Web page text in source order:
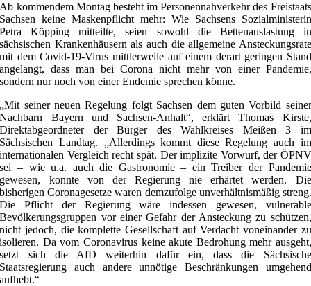
Ab kommendem Montag besteht im Personennahverkehr des Freistaats
Sachsen keine Maskenpflicht mehr: Wie Sachsens Sozialministerin
Petra Köpping mitteilte, seien sowohl die Bettenauslastung in
sächsischen Krankenhäusern als auch die allgemeine Ansteckungsrate
mit dem Covid-19-Virus mittlerweile auf einem derart geringen Stand
angelangt, dass man bei Corona nicht mehr von einer Pandemie,
sondern nur noch von einer Endemie sprechen könne.
„Mit seiner neuen Regelung folgt Sachsen dem guten Vorbild seiner
Nachbarn Bayern und Sachsen-Anhalt“, erklärt Thomas Kirste,
Direktabgeordneter der Bürger des Wahlkreises Meißen 3 im
Sächsischen Landtag. „Allerdings kommt diese Regelung auch im
internationalen Vergleich recht spät. Der implizite Vorwurf, der ÖPNV
sei – wie u.a. auch die Gastronomie – ein Treiber der Pandemie
gewesen, konnte von der Regierung nie erhärtet werden. Die
bisherigen Coronagesetze waren demzufolge unverhältnismäßig streng.
Die Pflicht der Regierung wäre indessen gewesen, vulnerable
Bevölkerungsgruppen vor einer Gefahr der Ansteckung zu schützen,
nicht jedoch, die komplette Gesellschaft auf Verdacht voneinander zu
isolieren. Da vom Coronavirus keine akute Bedrohung mehr ausgeht,
setzt sich die AfD weiterhin dafür ein, dass die Sächsische
Staatsregierung auch andere unnötige Beschränkungen umgehend
aufhebt.“